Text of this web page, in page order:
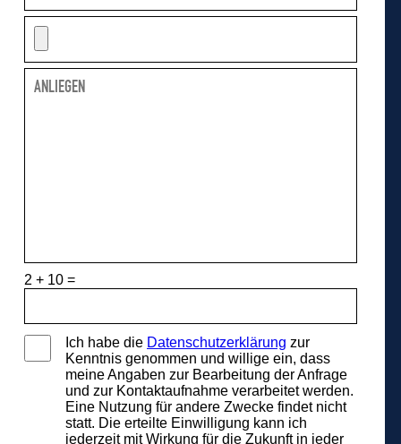
2 + 10 =
Ich habe die Datenschutzerklärung zur
Kenntnis genommen und willige ein, dass
meine Angaben zur Bearbeitung der Anfrage
und zur Kontaktaufnahme verarbeitet werden.
Eine Nutzung für andere Zwecke findet nicht
statt. Die erteilte Einwilligung kann ich
jederzeit mit Wirkung für die Zukunft in jeder